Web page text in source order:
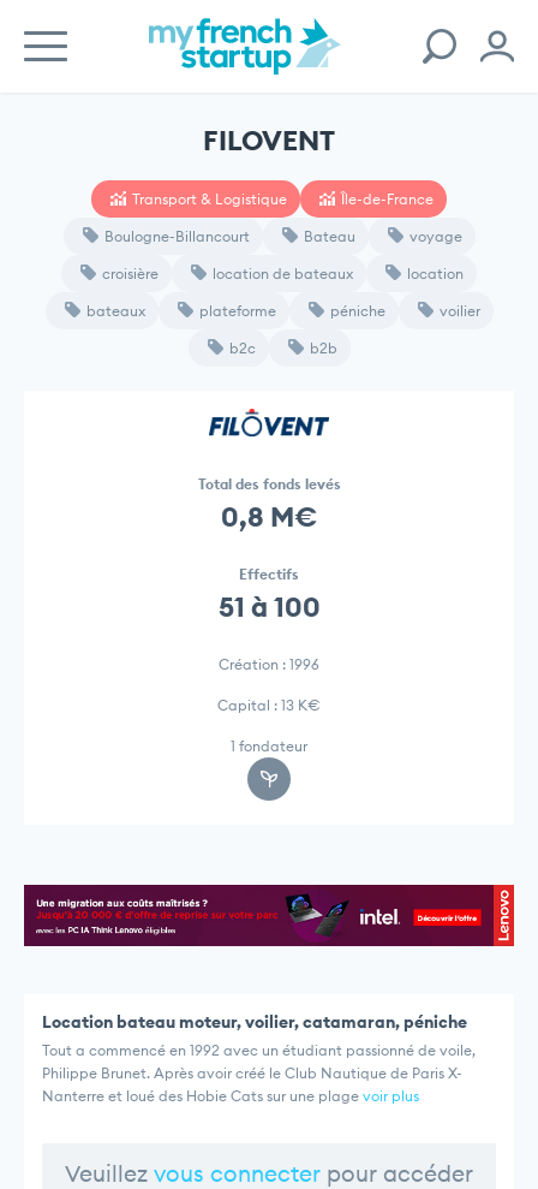
FILOVENT
Transport & Logistique Île-de-France
Boulogne-Billancourt Bateau voyage
croisière location de bateaux location
bateaux plateforme péniche voilier
b2c b2b
Total des fonds levés
0,8 M€
Effectifs
51 à 100
Création : 1996
Capital : 13 K€
1 fondateur
Location bateau moteur, voilier, catamaran, péniche
Tout a commencé en 1992 avec un étudiant passionné de voile,
Philippe Brunet. Après avoir créé le Club Nautique de Paris X-
Nanterre et loué des Hobie Cats sur une plage voir plus
Veuillez vous connecter pour accéder